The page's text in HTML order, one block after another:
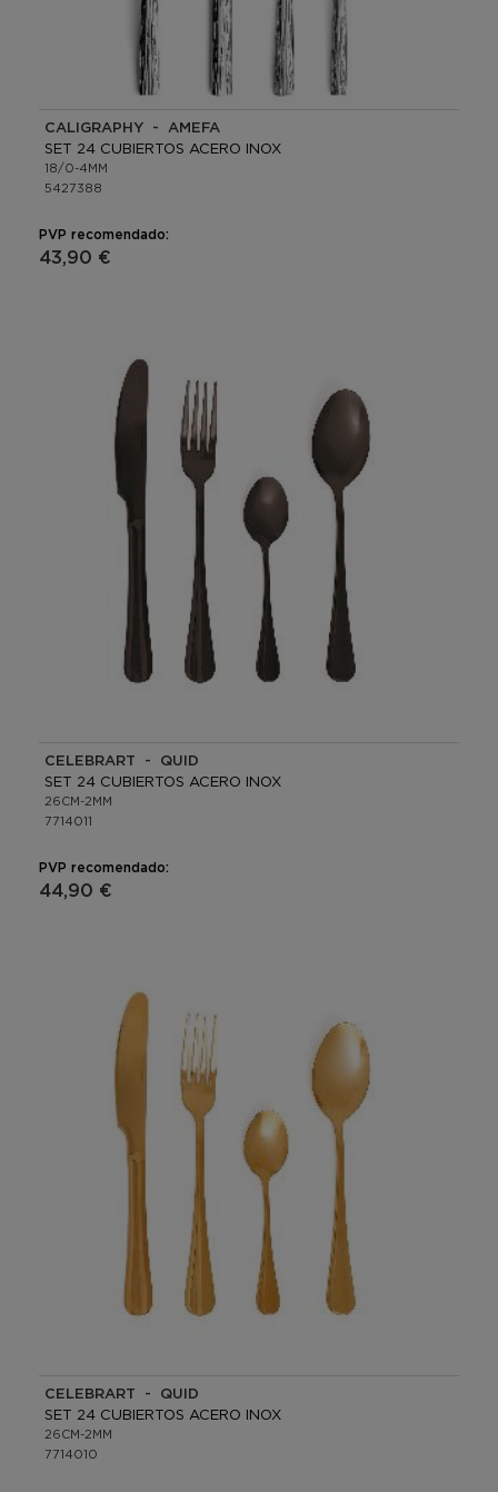
CALIGRAPHY - AMEFA
SET 24 CUBIERTOS ACERO INOX
18/0-4MM
5427388
PVP recomendado:
43,90 €
CELEBRART - QUID
SET 24 CUBIERTOS ACERO INOX
26CM-2MM
7714011
PVP recomendado:
44,90 €
CELEBRART - QUID
SET 24 CUBIERTOS ACERO INOX
26CM-2MM
7714010